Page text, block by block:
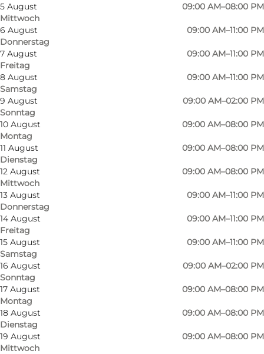
5 August
Mittwoch
09:00 AM–08:00 PM
6 August
Donnerstag
09:00 AM–11:00 PM
7 August
Freitag
09:00 AM–11:00 PM
8 August
Samstag
09:00 AM–11:00 PM
9 August
Sonntag
09:00 AM–02:00 PM
10 August
Montag
09:00 AM–08:00 PM
11 August
Dienstag
09:00 AM–08:00 PM
12 August
Mittwoch
09:00 AM–08:00 PM
13 August
Donnerstag
09:00 AM–11:00 PM
14 August
Freitag
09:00 AM–11:00 PM
15 August
Samstag
09:00 AM–11:00 PM
16 August
Sonntag
09:00 AM–02:00 PM
17 August
Montag
09:00 AM–08:00 PM
18 August
Dienstag
09:00 AM–08:00 PM
19 August
Mittwoch
09:00 AM–08:00 PM
Foto: